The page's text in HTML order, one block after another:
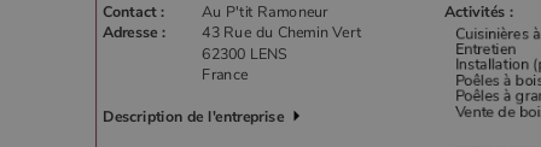
Contact : Au P'tit Ramoneur
Adresse : 43 Rue du Chemin Vert
62300 LENS
France
Description de l'entreprise
Activités :